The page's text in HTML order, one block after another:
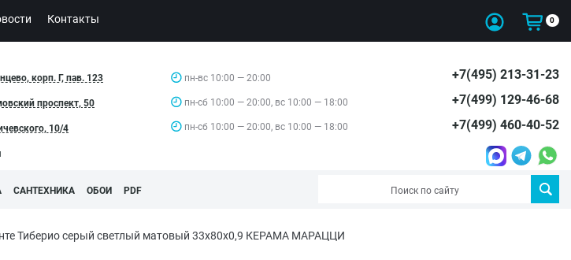
Контакты 0
корп. Г, пав. 123
проспект, 50
10/4
пн-вс 10:00 — 20:00
пн-сб 10:00 — 20:00, вс 10:00 — 18:00
пн-сб 10:00 — 20:00, вс 10:00 — 18:00
+7(495) 213-31-23
+7(499) 129-46-68
+7(499) 460-40-52
САНТЕХНИКА ОБОИ PDF
Тиберио серый светлый матовый 33x80x0,9 КЕРАМА МАРАЦЦИ